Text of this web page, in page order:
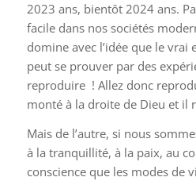
2023 ans, bientôt 2024 ans.
facile dans nos sociétés
domine avec l’idée que le vrai
peut se prouver par des
reproduire ! Allez donc
monté à la droite de Dieu et il
Mais de l’autre, si nous
à la tranquillité, à la paix, au
conscience que les modes de